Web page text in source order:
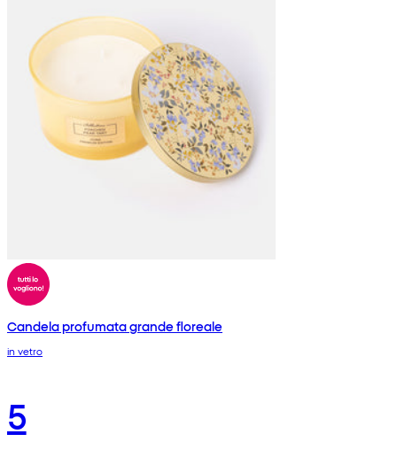
Candela profumata grande floreale
in vetro
5